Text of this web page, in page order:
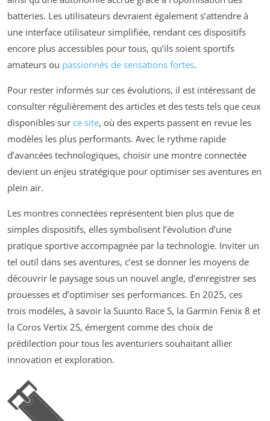
batteries. Les utilisateurs devraient également s’attendre à
une interface utilisateur simplifiée, rendant ces dispositifs
encore plus accessibles pour tous, qu’ils soient sportifs
amateurs ou passionnés de sensations fortes.
Pour rester informés sur ces évolutions, il est intéressant de
consulter régulièrement des articles et des tests tels que ceux
disponibles sur ce site, où des experts passent en revue les
modèles les plus performants. Avec le rythme rapide
d’avancées technologiques, choisir une montre connectée
devient un enjeu stratégique pour optimiser ses aventures en
plein air.
Les montres connectées représentent bien plus que de
simples dispositifs, elles symbolisent l’évolution d’une
pratique sportive accompagnée par la technologie. Inviter un
tel outil dans ses aventures, c’est se donner les moyens de
découvrir le paysage sous un nouvel angle, d’enregistrer ses
prouesses et d’optimiser ses performances. En 2025, ces
trois modèles, à savoir la Suunto Race S, la Garmin Fenix 8 et
la Coros Vertix 2S, émergent comme des choix de
prédilection pour tous les aventuriers souhaitant allier
innovation et exploration.